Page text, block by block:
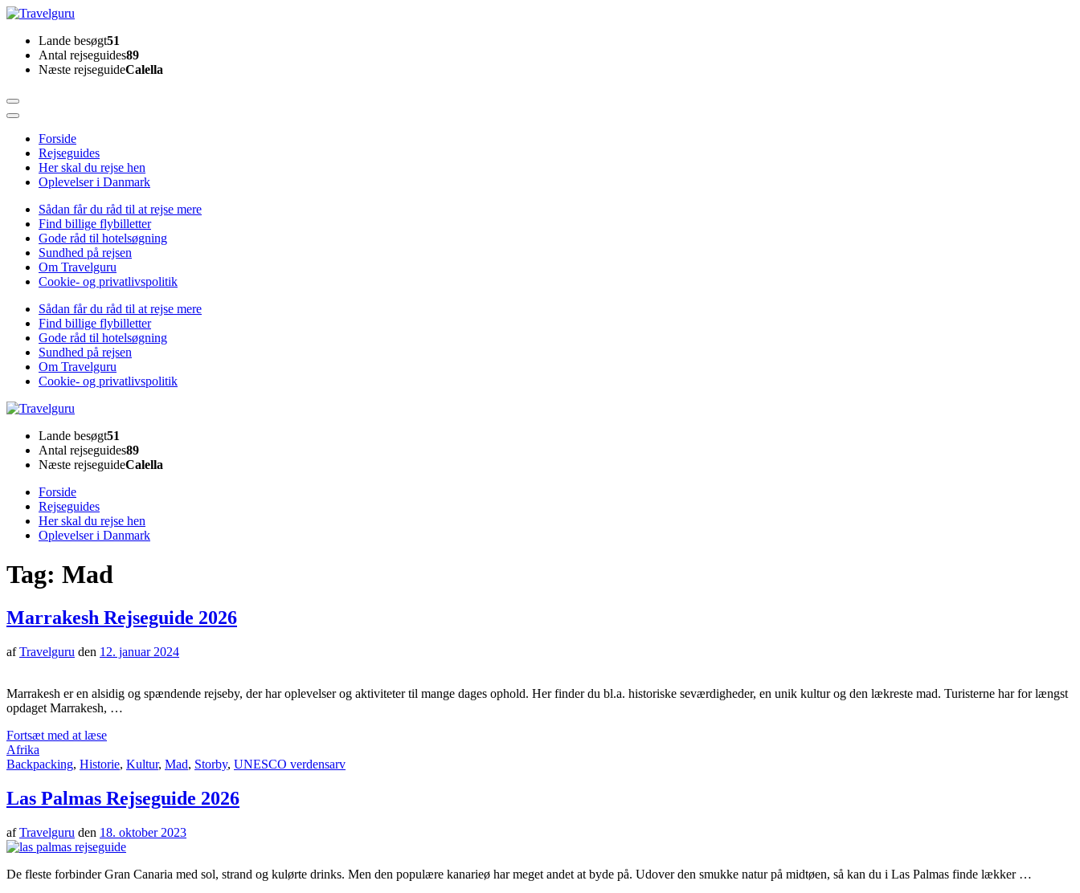
Skip
content
(Press
Enter)
TravelguruLande besøgt51
Antal rejseguides89
Næste rejseguideCalella
Forside
Rejseguides
Her skal du rejse hen
Oplevelser i Danmark
Sådan får du råd til at rejse mere
Find billige flybilletter
Gode råd til hotelsøgning
Sundhed på rejsen
Om Travelguru
Cookie- og privatlivspolitik
Sådan får du råd til at rejse mere
Find billige flybilletter
Gode råd til hotelsøgning
Sundhed på rejsen
Om Travelguru
Cookie- og privatlivspolitik
TravelguruLande besøgt51
Antal rejseguides89
Næste rejseguideCalella
Forside
Rejseguides
Her skal du rejse hen
Oplevelser i Danmark
Tag: Mad
Marrakesh Rejseguide 2026
afTravelguru den 12. januar 2024
Marrakesh er en alsidig og spændende rejseby, der har oplevelser og aktiviteter til mange dages ophold. Her finder du bl.a. historiske seværdigheder, en unik kultur og den lækreste mad. Turisterne har for længst
opdaget Marrakesh, …
Fortsæt med at læse
Afrika
Backpacking, Historie, Kultur, Mad, Storby, UNESCO verdensarv
Las Palmas Rejseguide 2026
afTravelguru den 18. oktober 2023
De fleste forbinder Gran Canaria med sol, strand og kulørte drinks. Men den populære kanarieø har meget andet at byde på. Udover den smukke natur på midtøen, så kan du i Las Palmas finde lækker …